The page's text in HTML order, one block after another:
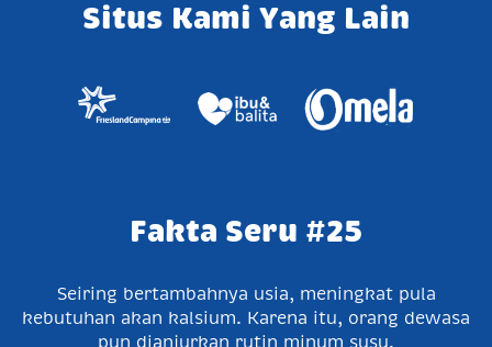
Situs Kami Yang Lain
Fakta Seru #25
Seiring bertambahnya usia, meningkat pula
kebutuhan akan kalsium. Karena itu, orang dewasa
pun dianjurkan rutin minum susu.